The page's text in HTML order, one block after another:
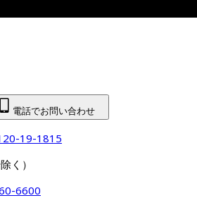
電話でお問い合わせ
19-1815
く）
6600